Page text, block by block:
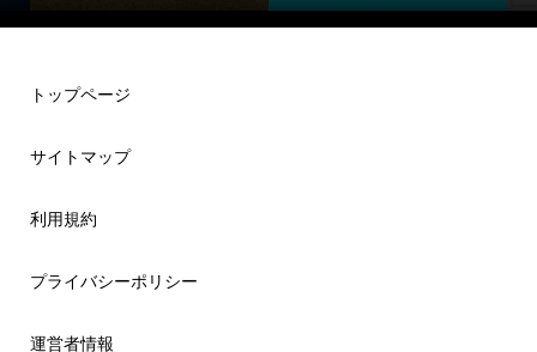
トップページ
サイトマップ
利用規約
プライバシーポリシー
運営者情報